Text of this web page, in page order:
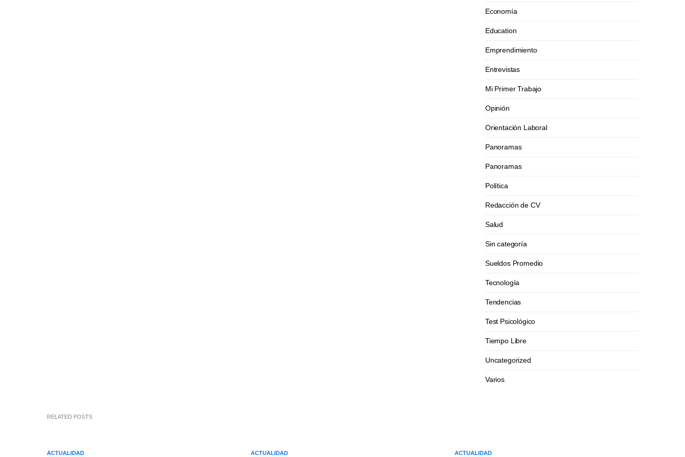
Economía
Education
Emprendimiento
Entrevistas
Mi Primer Trabajo
Opinión
Orientación Laboral
Panoramas
Panoramas
Política
Redacción de CV
Salud
Sin categoría
Sueldos Promedio
Tecnología
Tendencias
Test Psicológico
Tiempo Libre
Uncategorized
Varios
RELATED POSTS
ACTUALIDAD ACTUALIDAD ACTUALIDAD